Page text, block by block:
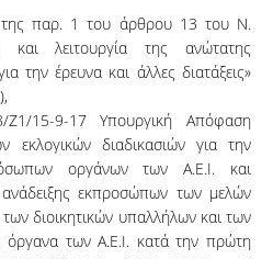
της παρ. 1 του άρθρου 13 του Ν.
λειτουργία της ανώτατης
την έρευνα και άλλες διατάξεις»
15-9-17 Υπουργική Απόφαση
εκλογικών διαδικασιών για την
οργάνων των Α.Ε.Ι. και
ανάδειξης εκπροσώπων των μελών
διοικητικών υπαλλήλων και των
όργανα των Α.Ε.Ι. κατά την πρώτη